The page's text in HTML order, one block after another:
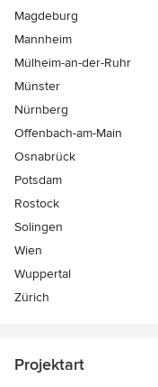
Magdeburg
Mannheim
Mülheim-an-der-Ruhr
Münster
Nürnberg
Offenbach-am-Main
Osnabrück
Potsdam
Rostock
Solingen
Wien
Wuppertal
Zürich
Projektart